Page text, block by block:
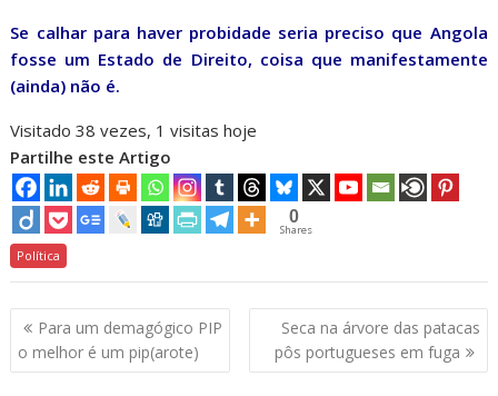
Se calhar para haver probidade seria preciso que Angola
fosse um Estado de Direito, coisa que manifestamente
(ainda) não é.
Visitado 38 vezes, 1 visitas hoje
Partilhe este Artigo
0
Shares
Política
Navegação
de
artigos
Para um demagógico PIP
o melhor é um pip(arote)
Seca na árvore das patacas
pôs portugueses em fuga